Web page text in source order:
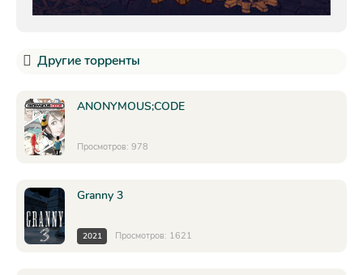
Другие торренты
ANONYMOUS;CODE
Просмотров: 978
Granny 3
2021 Просмотров: 1621